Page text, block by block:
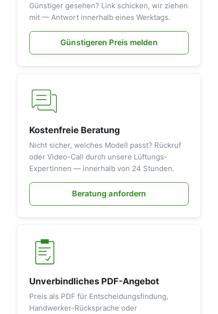
Günstiger gesehen? Link schicken, wir ziehen
mit — Antwort innerhalb eines Werktags.
Günstigeren Preis melden
Kostenfreie Beratung
Nicht sicher, welches Modell passt? Rückruf
oder Video-Call durch unsere Lüftungs-
Expertinnen — innerhalb von 24 Stunden.
Beratung anfordern
Unverbindliches PDF-Angebot
Preis als PDF für Entscheidungsfindung,
Handwerker-Rücksprache oder